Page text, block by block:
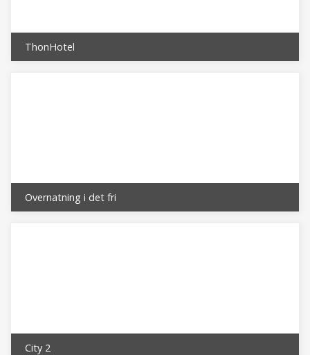
ThonHotel
Overnatning i det fri
City 2